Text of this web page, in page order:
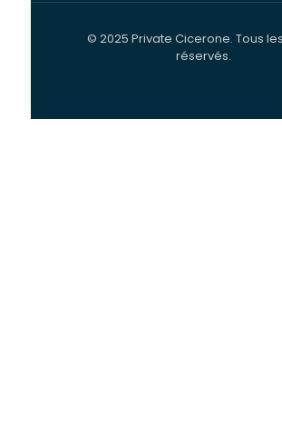
© 2025 Private Cicerone. Tous
réservés.